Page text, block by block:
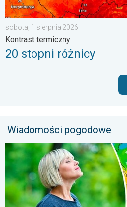
sobota, 1 sierpnia 2026
Kontrast termiczny
20 stopni różnicy
Wiadomości pogodowe
Dlaczego powietrze jest dziś takie